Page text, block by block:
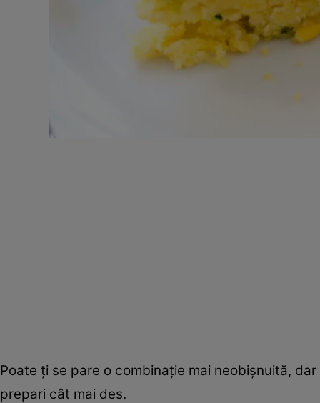
Poate ţi se pare o combinaţie mai neobişnuită,
prepari cât mai des.